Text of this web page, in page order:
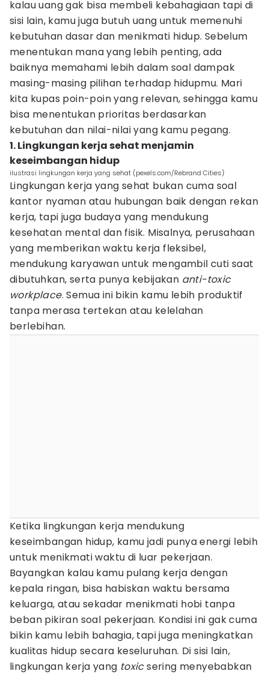
kalau uang gak bisa membeli kebahagiaan tapi di
sisi lain, kamu juga butuh uang untuk memenuhi
kebutuhan dasar dan menikmati hidup. Sebelum
menentukan mana yang lebih penting, ada
baiknya memahami lebih dalam soal dampak
masing-masing pilihan terhadap hidupmu. Mari
kita kupas poin-poin yang relevan, sehingga kamu
bisa menentukan prioritas berdasarkan
kebutuhan dan nilai-nilai yang kamu pegang.
1. Lingkungan kerja sehat menjamin
keseimbangan hidup
ilustrasi lingkungan kerja yang sehat (pexels.com/Rebrand Cities)
Lingkungan kerja yang sehat bukan cuma soal
kantor nyaman atau hubungan baik dengan rekan
kerja, tapi juga budaya yang mendukung
kesehatan mental dan fisik. Misalnya, perusahaan
yang memberikan waktu kerja fleksibel,
mendukung karyawan untuk mengambil cuti saat
dibutuhkan, serta punya kebijakan anti-toxic
workplace. Semua ini bikin kamu lebih produktif
tanpa merasa tertekan atau kelelahan
berlebihan.
Ketika lingkungan kerja mendukung
keseimbangan hidup, kamu jadi punya energi lebih
untuk menikmati waktu di luar pekerjaan.
Bayangkan kalau kamu pulang kerja dengan
kepala ringan, bisa habiskan waktu bersama
keluarga, atau sekadar menikmati hobi tanpa
beban pikiran soal pekerjaan. Kondisi ini gak cuma
bikin kamu lebih bahagia, tapi juga meningkatkan
kualitas hidup secara keseluruhan. Di sisi lain,
lingkungan kerja yang toxicsering menyebabkan